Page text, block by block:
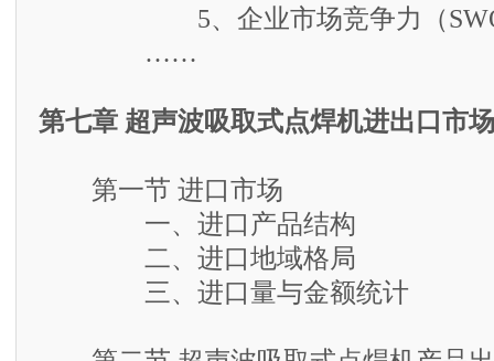
5、企业市场竞争力（
……
第七章 超声波吸取式点焊机进出口市
第一节 进口市场
一、进口产品结构
二、进口地域格局
三、进口量与金额统计